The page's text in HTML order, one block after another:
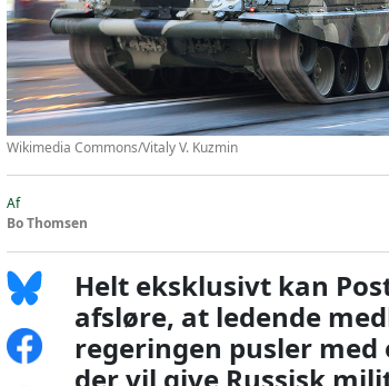
Wikimedia Commons/Vitaly V. Kuzmin
Af
Bo Thomsen
Helt eksklusivt kan
afsløre, at ledende
regeringen pusler med